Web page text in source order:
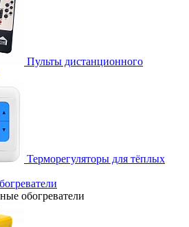
Пульты дистанционного
Терморегуляторы для тёплых
обогреватели